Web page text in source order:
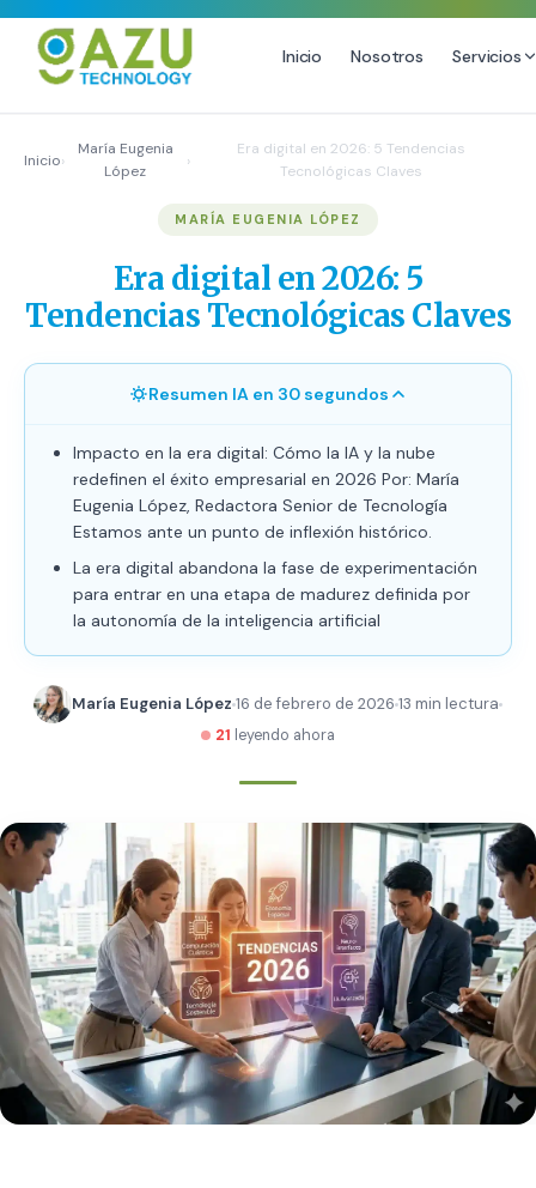
Inicio Nosotros Servicios
Email Marketing y SMS
Growth Youtube ↗
Producción de Videos
Inicio›
María Eugenia
López
›
Era digital en 2026: 5 Tendencias
Tecnológicas Claves
MARÍA EUGENIA LÓPEZ
Era digital en 2026: 5
Tendencias Tecnológicas Claves
Resumen IA en 30 segundos
Impacto en la era digital: Cómo la IA y la nube
redefinen el éxito empresarial en 2026 Por: María
Eugenia López, Redactora Senior de Tecnología
Estamos ante un punto de inflexión histórico.
La era digital abandona la fase de experimentación
para entrar en una etapa de madurez definida por
la autonomía de la inteligencia artificial
María Eugenia López 16 de febrero de 2026 13 min lectura
21 leyendo ahora